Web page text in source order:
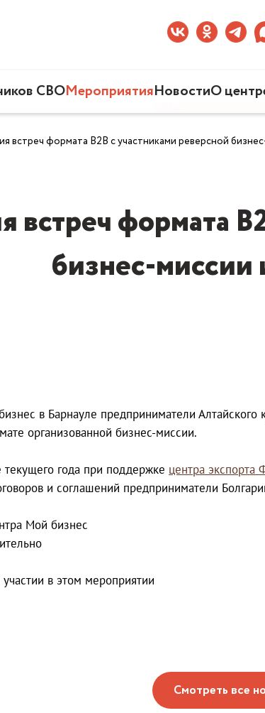
СВОМероприятияНовостиО
Команда Центра
3D-тур по
встреч формата B2B с участниками реверсной
встреч формата
бизнес-миссии
в Барнауле предприниматели Алтайского
организованной бизнес-миссии.
года при поддержке центра экспорта
и соглашений предприниматели
Мой бизнес
в этом мероприятии
Смотреть все